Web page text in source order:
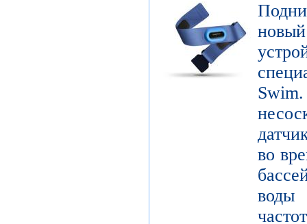
во
воды